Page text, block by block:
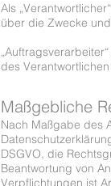
Als
über die Zwecke
des
Maßgebliche
Nach Maßgabe des
DSGVO, die
Beantwortung von
Verpflichtungen ist